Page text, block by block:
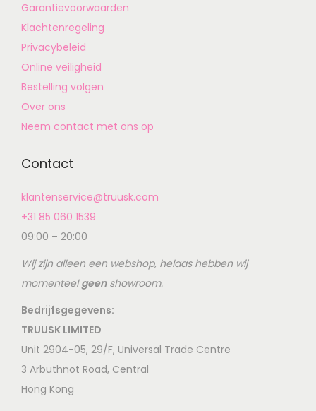
Garantievoorwaarden
Klachtenregeling
Privacybeleid
Online veiligheid
Bestelling volgen
Over ons
Neem contact met ons op
Contact
klantenservice@truusk.com
+31 85 060 1539
09:00 – 20:00
Wij zijn alleen een webshop, helaas hebben wij
momenteelgeenshowroom.
Bedrijfsgegevens:
TRUUSK LIMITED
Unit 2904-05, 29/F, Universal Trade Centre
3 Arbuthnot Road, Central
Hong Kong